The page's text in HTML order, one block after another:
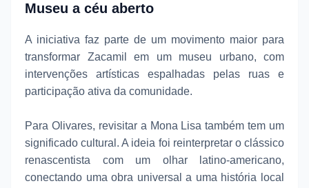
Museu a céu aberto
A iniciativa faz parte de um movimento maior para
transformar Zacamil em um museu urbano, com
intervenções artísticas espalhadas pelas ruas e
participação ativa da comunidade.
Para Olivares, revisitar a Mona Lisa também tem um
significado cultural. A ideia foi reinterpretar o clássico
renascentista com um olhar latino-americano,
conectando uma obra universal a uma história local